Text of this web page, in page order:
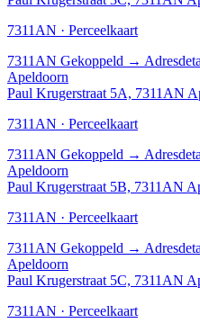
7311AN · Perceelkaart
7311AN Gekoppeld →
Apeldoorn
Paul Krugerstraat 5A, 7311AN
7311AN · Perceelkaart
7311AN Gekoppeld →
Apeldoorn
Paul Krugerstraat 5B, 7311AN
7311AN · Perceelkaart
7311AN Gekoppeld →
Apeldoorn
Paul Krugerstraat 5C, 7311AN
7311AN · Perceelkaart